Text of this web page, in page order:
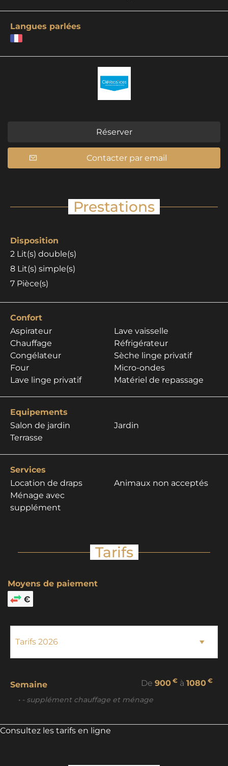
Langues parlées
Réserver
Contacter par email
Prestations
Disposition
2 Lit(s) double(s)
8 Lit(s) simple(s)
7 Pièce(s)
Confort
Aspirateur
Chauffage
Congélateur
Four
Lave linge privatif
Lave vaisselle
Réfrigérateur
Sèche linge privatif
Micro-ondes
Matériel de repassage
Equipements
Salon de jardin
Terrasse
Jardin
Services
Location de draps
Ménage avec
supplément
Animaux non acceptés
Tarifs
Moyens de paiement
Semaine De 900 € à 1080 €
• - supplément chauffage et ménage
Consultez les tarifs en ligne